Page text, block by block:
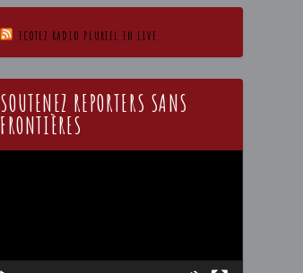
ECOTEZ RADIO PLURIEL EN LIVE
SOUTENEZ REPORTERS SANS
FRONTIÈRES